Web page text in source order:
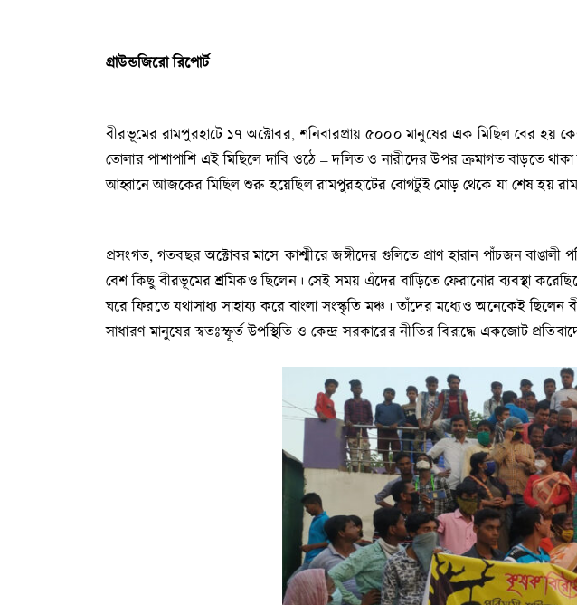
গ্রাউন্ডজিরো রিপোর্ট
বীরভূমের রামপুরহাটে ১৭ অক্টোবর, শনিবারপ্রায় ৫০০০ মানুষের এক মিছিল বের হয়
তোলার পাশাপাশি এই মিছিলে দাবি ওঠে – দলিত ও নারীদের উপর ক্রমাগত বাড়তে থাকা
আহ্বানে আজকের মিছিল শুরু হয়েছিল রামপুরহাটের বোগটুই মোড় থেকে যা শেষ হয়
প্রসংগত, গতবছর অক্টোবর মাসে কাশ্মীরে জঙ্গীদের গুলিতে প্রাণ হারান পাঁচজন
বেশ কিছু বীরভূমের শ্রমিকও ছিলেন। সেই সময় এঁদের বাড়িতে ফেরানোর ব্যবস্থা
ঘরে ফিরতে যথাসাধ্য সাহায্য করে বাংলা সংস্কৃতি মঞ্চ। তাঁদের মধ্যেও অনেকেই
সাধারণ মানুষের স্বতঃস্ফূর্ত উপস্থিতি ও কেন্দ্র সরকারের নীতির বিরূদ্ধে একজোট